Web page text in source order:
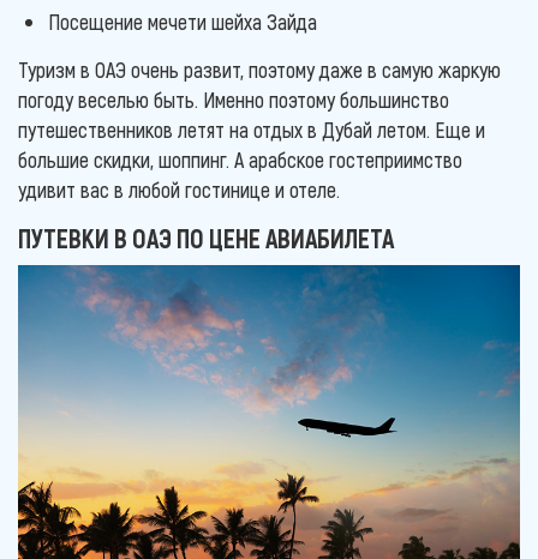
Посещение мечети шейха Зайда
Туризм в ОАЭ очень развит, поэтому даже в самую жаркую
погоду веселью быть. Именно поэтому большинство
путешественников летят на отдых в Дубай летом. Еще и
большие скидки, шоппинг. А арабское гостеприимство
удивит вас в любой гостинице и отеле.
ПУТЕВКИ В ОАЭ ПО ЦЕНЕ АВИАБИЛЕТА